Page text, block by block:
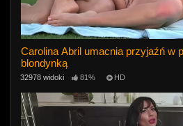
Carolina Abril umacnia przyjaźń w
blondynką
32978 widoki 81% HD